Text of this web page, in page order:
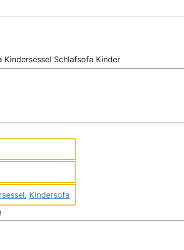
Kindersessel Schlafsofa Kinder
, Kindersofa